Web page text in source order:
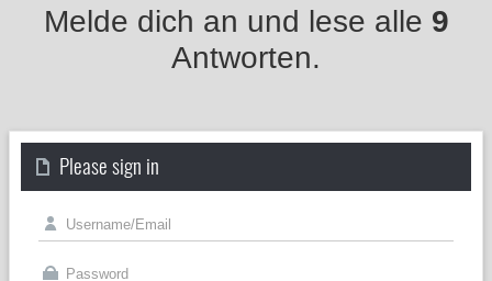
Melde dich an und lese alle 9
Antworten.
Please sign in